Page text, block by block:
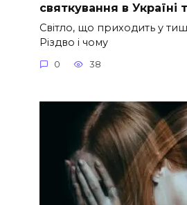
святкування в Україні
Світло, що приходить у
Різдво і чому
0 38